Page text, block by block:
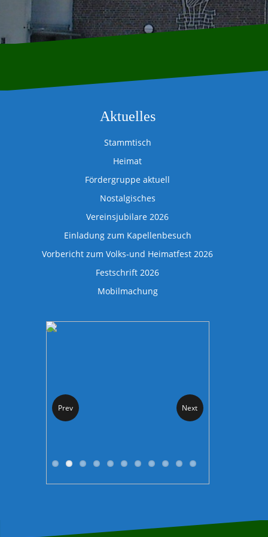
Aktuelles
Stammtisch
Heimat
Fördergruppe aktuell
Nostalgisches
Vereinsjubilare 2026
Einladung zum Kapellenbesuch
Vorbericht zum Volks-und Heimatfest 2026
Festschrift 2026
Mobilmachung
Prev Next